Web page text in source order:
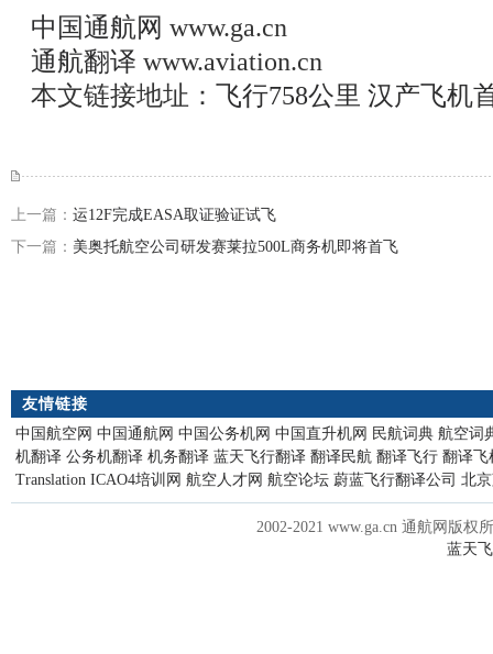
中国通航网 www.ga.cn
通航翻译 www.aviation.cn
本文链接地址： 飞行758公里 汉产飞机
上一篇： 运12F完成EASA取证验证试飞
下一篇： 美奥托航空公司研发赛莱拉500L商务机即将首飞
友情链接
中国航空网 中国通航网 中国公务机网 中国直升机网 民航词典 航空词
机翻译 公务机翻译 机务翻译 蓝天飞行翻译 翻译民航 翻译飞行 翻译飞
Translation ICAO4培训网 航空人才网 航空论坛 蔚蓝飞行翻译公司 北
2002-2021 www.ga.cn 通航网版权
蓝天